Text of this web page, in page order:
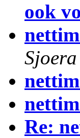
ook
Re: